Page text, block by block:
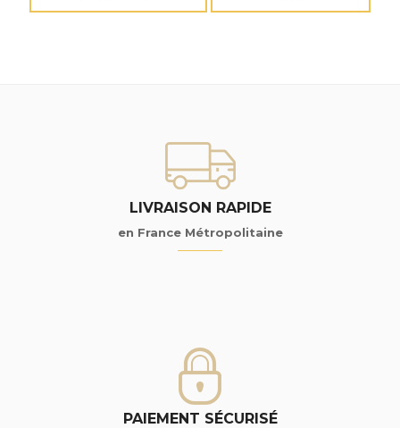
LIVRAISON RAPIDE
en France Métropolitaine
PAIEMENT SÉCURISÉ